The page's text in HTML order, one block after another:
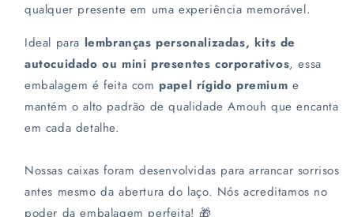
qualquer presente em uma experiência memorável.
Ideal para lembranças personalizadas, kits de
autocuidado ou mini presentes corporativos, essa
embalagem é feita com papel rígido premium e
mantém o alto padrão de qualidade Amouh que encanta
em cada detalhe.
Nossas caixas foram desenvolvidas para arrancar sorrisos
antes mesmo da abertura do laço. Nós acreditamos no
poder da embalagem perfeita! 🎁